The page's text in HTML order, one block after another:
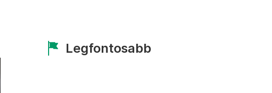
Legfontosabb